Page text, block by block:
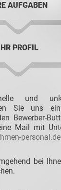
AUFGABEN
PROFIL
und
Sie uns
Bewerber-
Mail mit
personal.de
bei